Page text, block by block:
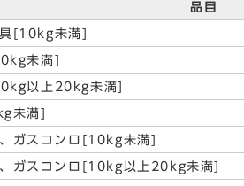
品目
[10kg未満]
未満]
以上20kg未満]
未満]
ガスコンロ[10kg未満]
ガスコンロ[10kg以上20kg未満]